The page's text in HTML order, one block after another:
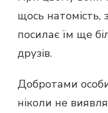
щось натомість,
посилає їм ще
друзів.
Добротами
ніколи не